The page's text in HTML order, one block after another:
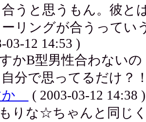
うと思うもん。彼と
リングが合うってい
03-12 14:53 )
かB型男性合わない
分で思ってるだけ？
か
( 2003-03-12 14:38 )
りな☆ちゃんと同じ